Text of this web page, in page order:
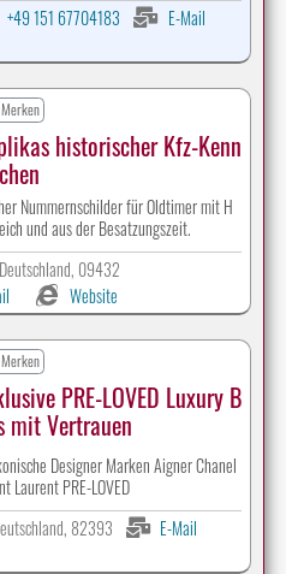
+49 151 67704183
E-Mail
Merken
historischer Kfz-Kenn
Nummernschilder für Oldtimer mit H
und aus der Besatzungszeit.
Deutschland, 09432
Website
Merken
PRE-LOVED Luxury B
mit Vertrauen
Designer Marken Aigner Chanel
Laurent PRE-LOVED
82393
E-Mail